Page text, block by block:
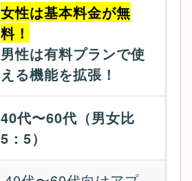
女性は基本料金が無
料！
男性は有料プランで使
える機能を拡張！
40代〜60代（男女比
5：5）